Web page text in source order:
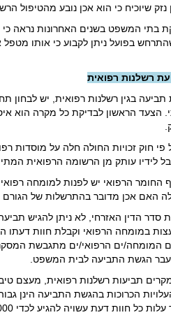
נזק שיוכיח כי הוא אכן נובע מהטיפול
בתי המשפט בשנים האחרונות נראה
בפועל ניתן לקבוע כי אותו
רשלנות רפואית
בגין רשלנות רפואית, יש לבחון
הצעד הראשון לבדיקת כל מקרה הוא
פי חוק זכויות החולה חלה על מוסדות
לידיו עותק מן הרשומה הרפואית
החומר הרפואי יש לפנות למומחה
האם אכן מדובר בהתרשלות של
סדר הדין האזרחי, לא ניתן להגיש
במומחה הרפואי וקבלת חוות דעתו
המומחה/ים הרפואי/ים מתגבשת
הגשת התביעה לבית המשפט.
תביעות רשלנות רפואית, מעצם
הכרוכות בהגשת התביעה הינן